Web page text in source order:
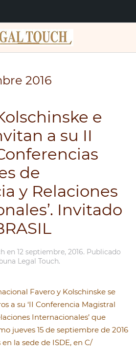
2016
e
a su II
de
y Relaciones
Invitado
en 12 septiembre, 2016. Publicado
Legal Touch.
Favero y Kolschinske se
a su ‘II Conferencia Magistral
Internacionales’ que
jueves 15 de septiembre de 2016
en la sede de ISDE, en C/